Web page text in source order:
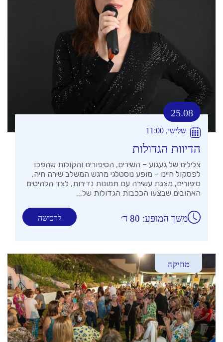
25.08
שלישי, 11:00
הדיוות הגדולות
צלילים של געגוע – השירים, הסיפורים והקולות שהפכו
לפסקול חיינו – מופע נוסטלגי מרגש המשלב שירה חיה,
סיפורים, מצגת עשירה עם תמונות נדירות, לצד הלהיטים
האהובים שבצעו הככבות הגדולות של...
לרכישה משך המופע: 80 ד׳
מוזיקה